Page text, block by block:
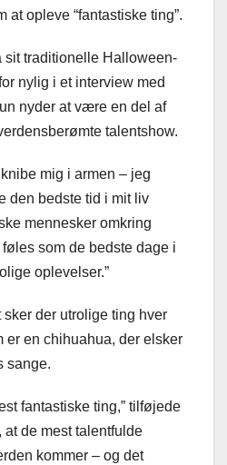
at opleve “fantastiske ting”.
sit traditionelle Halloween-
nylig i et interview med
nyder at være en del af
talentshow.
mig i armen – jeg
den bedste tid i mit liv
mennesker omkring
føles som de bedste dage i
oplevelser.”
sker der utrolige ting hver
er en chihuahua, der elsker
sange.
fantastiske ting,” tilføjede
at de mest talentfulde
kommer – og det